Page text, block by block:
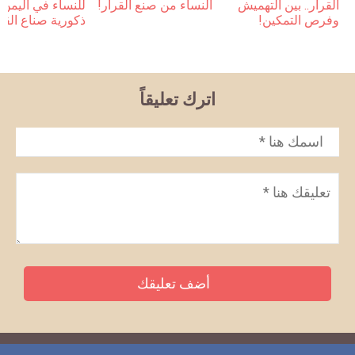
القرار.. بين التهميش
وفرص التمكين!
النساء من صنع القرار!
للنساء في
ذكورية صناع
اترك تعليقاً
الاسم *
تعليق